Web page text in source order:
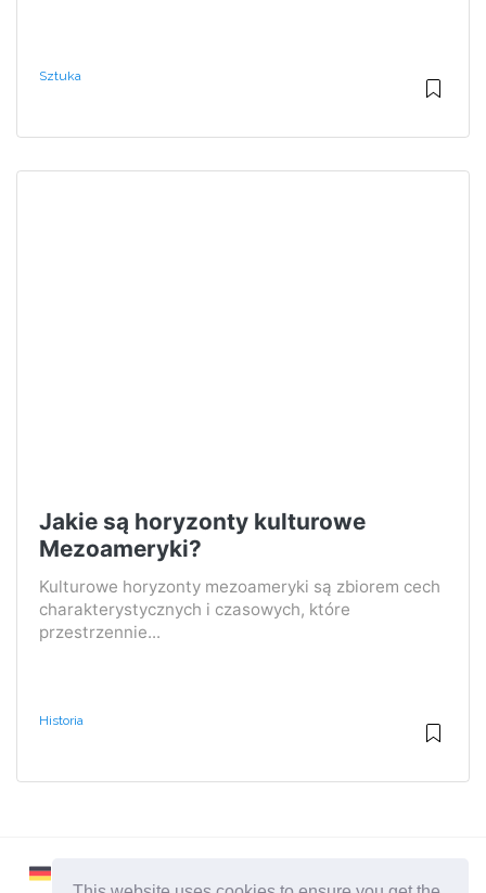
Sztuka
Jakie są horyzonty kulturowe
Mezoameryki?
Kulturowe horyzonty mezoameryki są zbiorem cech
charakterystycznych i czasowych, które
przestrzennie...
Historia